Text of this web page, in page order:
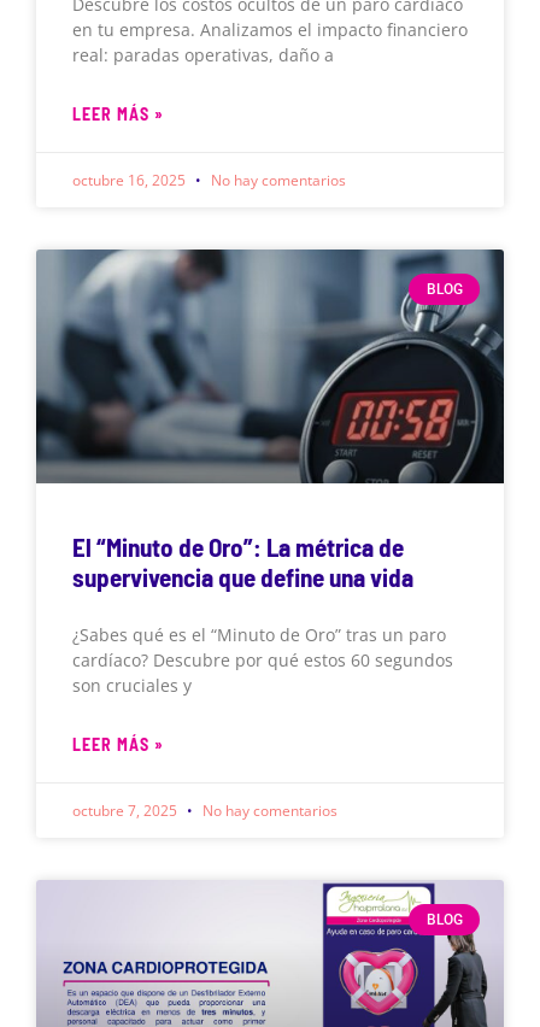
en tu empresa. Analizamos el impacto financiero
real: paradas operativas, daño a
LEER MÁS »
octubre 16, 2025 No hay comentarios
BLOG
El “Minuto de Oro”: La métrica de
supervivencia que define una vida
¿Sabes qué es el “Minuto de Oro” tras un paro
cardíaco? Descubre por qué estos 60 segundos
son cruciales y
LEER MÁS »
octubre 7, 2025 No hay comentarios
BLOG